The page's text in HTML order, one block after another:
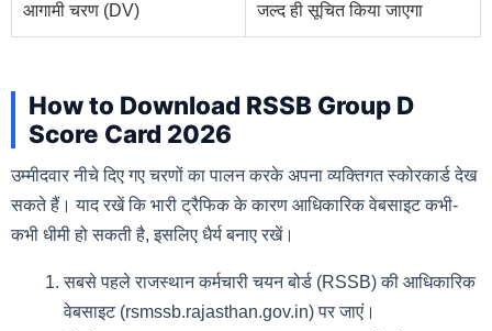
आगामी चरण (DV) जल्द ही सूचित किया जाएगा
How to Download RSSB Group D
Score Card 2026
उम्मीदवार नीचे दिए गए चरणों का पालन करके अपना व्यक्तिगत स्कोरकार्ड देख
सकते हैं। याद रखें कि भारी ट्रैफिक के कारण आधिकारिक वेबसाइट कभी-
कभी धीमी हो सकती है, इसलिए धैर्य बनाए रखें।
सबसे पहले राजस्थान कर्मचारी चयन बोर्ड (RSSB) की आधिकारिक
वेबसाइट (rsmssb.rajasthan.gov.in) पर जाएं।